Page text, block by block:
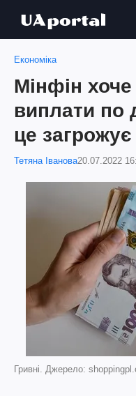
Економіка
Мінфін хоче
виплати по
це загрожує
Тетяна Іванова20.07.2022
Гривні. Джерело: